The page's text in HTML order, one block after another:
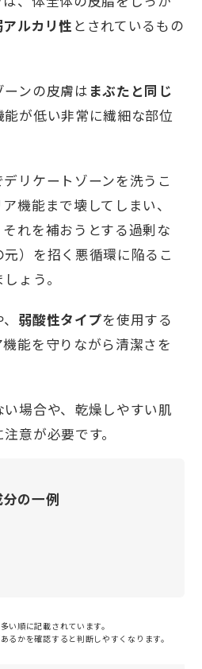
アルカリ性 とされているもの
ンの皮膚は まぶたと同じ
能が低い非常に繊細な部位
リケートゾーンを洗うこ
機能まで壊してしまい、
れを補おうとする過剰な
）を招く悪循環に陥るこ
ょう。
弱酸性タイプを使用する
能を守りながら清潔さを
場合や、乾燥しやすい肌
意が必要です。
の一例
順に記載されています。
るかを確認すると判断しやすくなります。